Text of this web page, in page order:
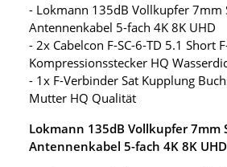
- Lokmann 135dB Vollkupfer 7mm
Antennenkabel 5-fach 4K 8K UHD
- 2x Cabelcon F-SC-6-TD 5.1 Short
Kompressionsstecker HQ
- 1x F-Verbinder Sat Kupplung
Mutter HQ Qualität
Lokmann 135dB Vollkupfer 7mm
Antennenkabel 5-fach 4K 8K UHD